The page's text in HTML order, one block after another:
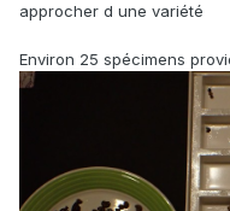
approcher d une variété
Environ 25 spécimens